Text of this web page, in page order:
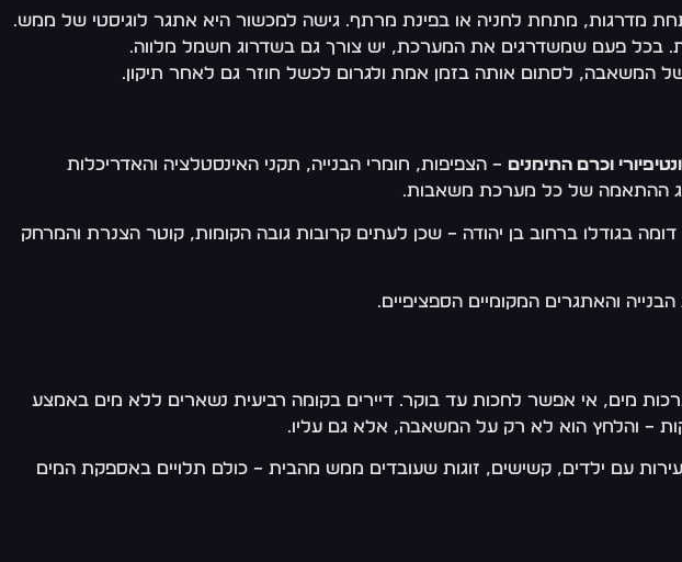
מדרגות, מתחת לחניה או בפינת מרתף. גישה למכשור היא אתגר לוגיסטי של ממש.
בכל פעם שמשדרגים את המערכת, יש צורך גם בשדרוג חשמל מלווה.
המשאבה, לסתום אותה בזמן אמת ולגרום לכשל חוזר גם לאחר תיקון.
וכרם התימנים – הצפיפות, חומרי הבנייה, תקני האינסטלציה והאדריכלות
ההתאמה של כל מערכת משאבות.
בגודלו ברחוב בן יהודה – שכן לעתים קרובות גובה הקומות, קוטר הצנרת והמרחק
והאתגרים המקומיים הספציפיים.
מים, אי אפשר לחכות עד בוקר. דיירים בקומה רביעית נשארים ללא מים באמצע
עם ילדים, קשישים, זוגות שעובדים ממש מהבית – כולם תלויים באספקת המים